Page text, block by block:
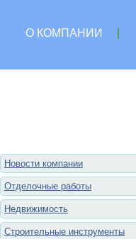
О КОМПАНИИ
Новости компании
Отделочные работы
Недвижимость
Строительные инструменты